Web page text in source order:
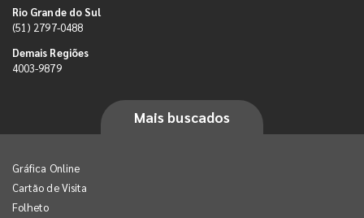
Rio Grande do Sul
(51) 2797-0488
Demais Regiões
4003-9879
Mais buscados
Gráfica Online
Cartão de Visita
Folheto